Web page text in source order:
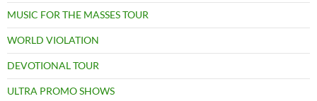
MUSIC FOR THE MASSES TOUR
WORLD VIOLATION
DEVOTIONAL TOUR
ULTRA PROMO SHOWS